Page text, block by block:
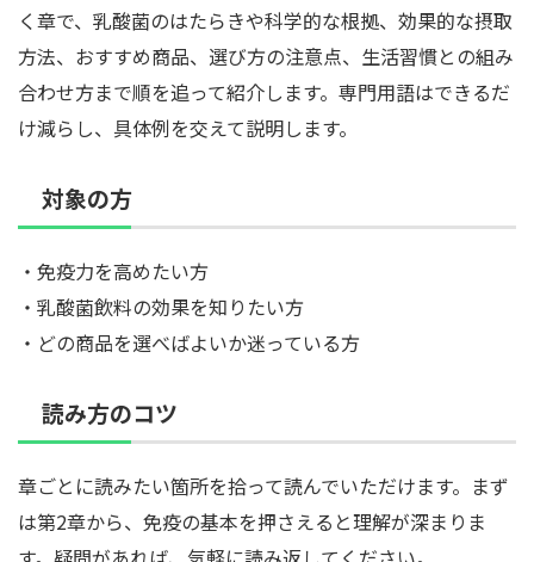
く章で、乳酸菌のはたらきや科学的な根拠、効果的な摂取
方法、おすすめ商品、選び方の注意点、生活習慣との組み
合わせ方まで順を追って紹介します。専門用語はできるだ
け減らし、具体例を交えて説明します。
対象の方
・免疫力を高めたい方
・乳酸菌飲料の効果を知りたい方
・どの商品を選べばよいか迷っている方
読み方のコツ
章ごとに読みたい箇所を拾って読んでいただけます。まず
は第2章から、免疫の基本を押さえると理解が深まりま